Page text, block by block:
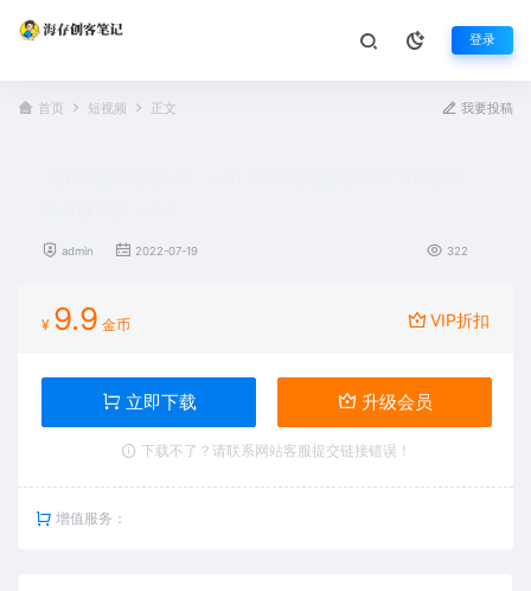
登录
首页 短视频 正文 我要投稿
admin 2022-07-19 322
¥ 9.9 金币 VIP折扣
立即下载 升级会员
下载不了？请联系网站客服提交链接错误！
增值服务：